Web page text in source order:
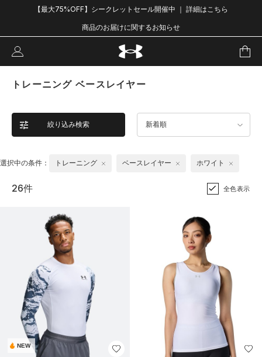
【最大75%OFF】シークレットセール開催中 ｜ 詳細はこちら
商品のお届けに関するお知らせ
トレーニング ベースレイヤー
絞り込み検索 新着順
選択中の条件： トレーニング ベースレイヤー ホワイト
26件 全色表示
NEW